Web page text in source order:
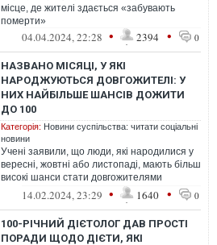
місце, де жителі здається «забувають
померти»
04.04.2024, 22:28 • 2394 • 0
НАЗВАНО МІСЯЦІ, У ЯКІ
НАРОДЖУЮТЬСЯ ДОВГОЖИТЕЛІ: У
НИХ НАЙБІЛЬШЕ ШАНСІВ ДОЖИТИ
ДО 100
Категорія: Новини суспільства: читати соціальні
новини
Учені заявили, що люди, які народилися у
вересні, жовтні або листопаді, мають більш
високі шанси стати довгожителями
порівняно з народженими в березні...
14.02.2024, 23:29 • 1640 • 0
100-РІЧНИЙ ДІЄТОЛОГ ДАВ ПРОСТІ
ПОРАДИ ЩОДО ДІЄТИ, ЯКІ